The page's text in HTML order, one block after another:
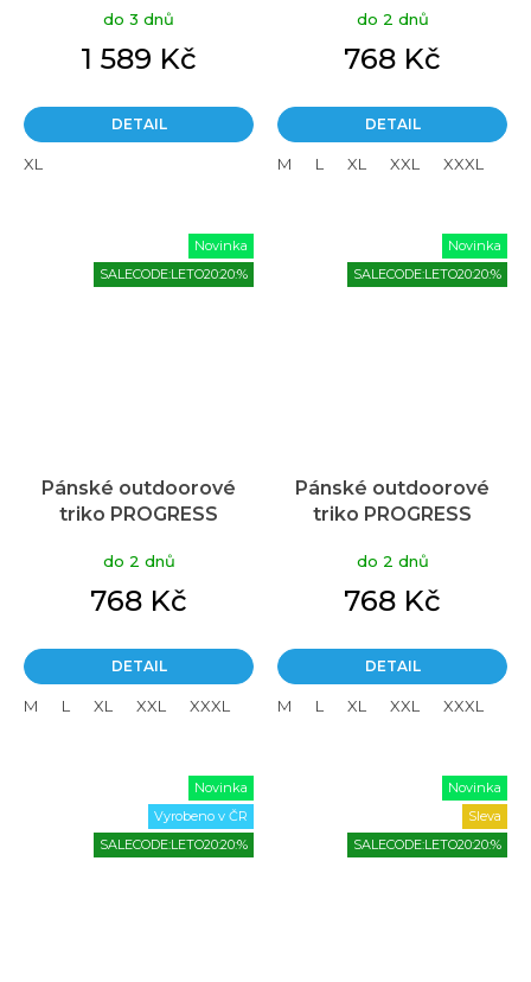
do 3 dnů
1 589 Kč
DETAIL
XL
do 2 dnů
768 Kč
DETAIL
M L XL XXL XXXL
Novinka
SALECODE:LETO20:20:%
Pánské outdoorové
triko PROGRESS
oranžové
do 2 dnů
768 Kč
DETAIL
M L XL XXL XXXL
Novinka
SALECODE:LETO20:20:%
Pánské outdoorové
triko PROGRESS
oranžové
do 2 dnů
768 Kč
DETAIL
M L XL XXL XXXL
Novinka
Vyrobeno v ČR
SALECODE:LETO20:20:%
Novinka
Sleva
SALECODE:LETO20:20:%